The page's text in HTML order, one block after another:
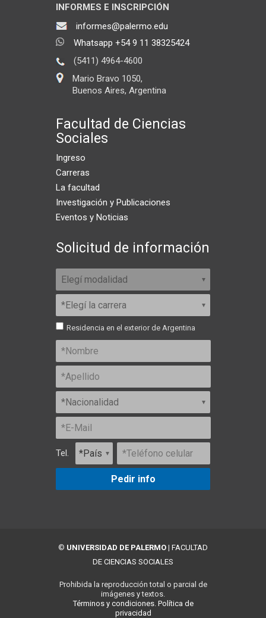
INFORMES E INSCRIPCIÓN
informes@palermo.edu
Whatsapp +54 9 11 38325424
(5411) 4964-4600
Mario Bravo 1050,
Buenos Aires, Argentina
Facultad de Ciencias
Sociales
Ingreso
Carreras
La facultad
Investigación y Publicaciones
Eventos y Noticias
Solicitud de información
Residencia en el exterior de Argentina
Tel.
Pedir info
© UNIVERSIDAD DE PALERMO | FACULTAD
DE CIENCIAS SOCIALES
Prohibida la reproducción total o parcial de
imágenes y textos.
Términos y condiciones. Política de
privacidad